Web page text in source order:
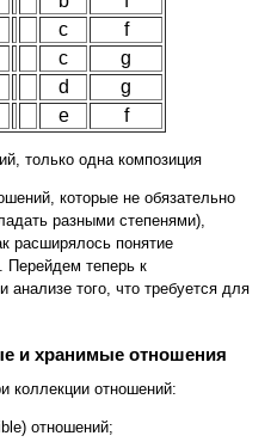
c
f
c
g
d
g
e f
только одна композиция
которые не обязательно
разными степенями),
расширялось понятие
Перейдем теперь к
анализе того, что требуется для
и хранимые отношения
коллекции отношений:
отношений;